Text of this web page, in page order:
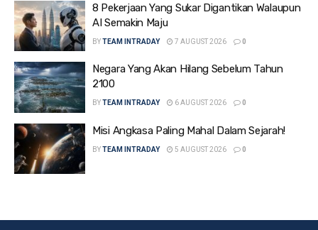
8 Pekerjaan Yang Sukar Digantikan Walaupun
AI Semakin Maju
BYTEAM INTRADAY 7 AUGUST 2026 0
Negara Yang Akan Hilang Sebelum Tahun
2100
BYTEAM INTRADAY 6 AUGUST 2026 0
Misi Angkasa Paling Mahal Dalam Sejarah!
BYTEAM INTRADAY 5 AUGUST 2026 0